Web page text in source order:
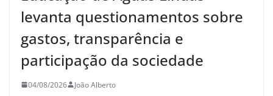
levanta questionamentos sobre
gastos, transparência e
participação da sociedade
04/08/2026 João Alberto